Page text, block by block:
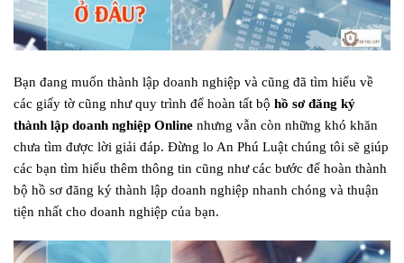
Bạn đang muốn thành lập doanh nghiệp và cũng đã tìm hiểu về
các giấy tờ cũng như quy trình để hoàn tất bộ hồ sơ đăng ký
thành lập doanh nghiệp Online nhưng vẫn còn những khó khăn
chưa tìm được lời giải đáp. Đừng lo An Phú Luật chúng tôi sẽ giúp
các bạn tìm hiểu thêm thông tin cũng như các bước để hoàn thành
bộ hồ sơ đăng ký thành lập doanh nghiệp nhanh chóng và thuận
tiện nhất cho doanh nghiệp của bạn.